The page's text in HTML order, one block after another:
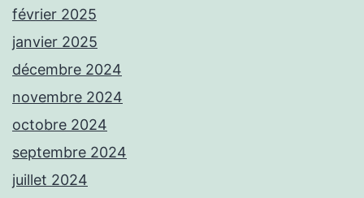
février 2025
janvier 2025
décembre 2024
novembre 2024
octobre 2024
septembre 2024
juillet 2024